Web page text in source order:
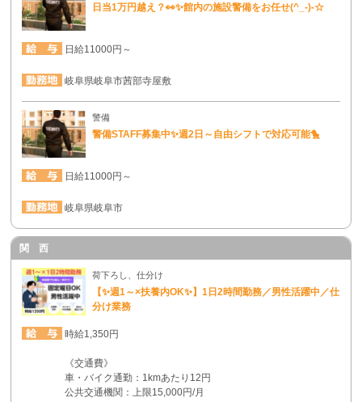
日当1万円越え？👀✨館内の施設警備をお任せ(^_-)-☆
日給11000円～
岐阜県岐阜市茜部寺屋敷
警備
警備STAFF募集中✨週2日～自由シフトで対応可能🐤
日給11000円～
岐阜県岐阜市
関 西
荷下ろし、仕分け
【✨週1～×扶養内OK✨】1日2時間勤務／男性活躍中／仕
分け業務
時給1,350円
《交通費》
車・バイク通勤：1kmあたり12円
公共交通機関：上限15,000円/月